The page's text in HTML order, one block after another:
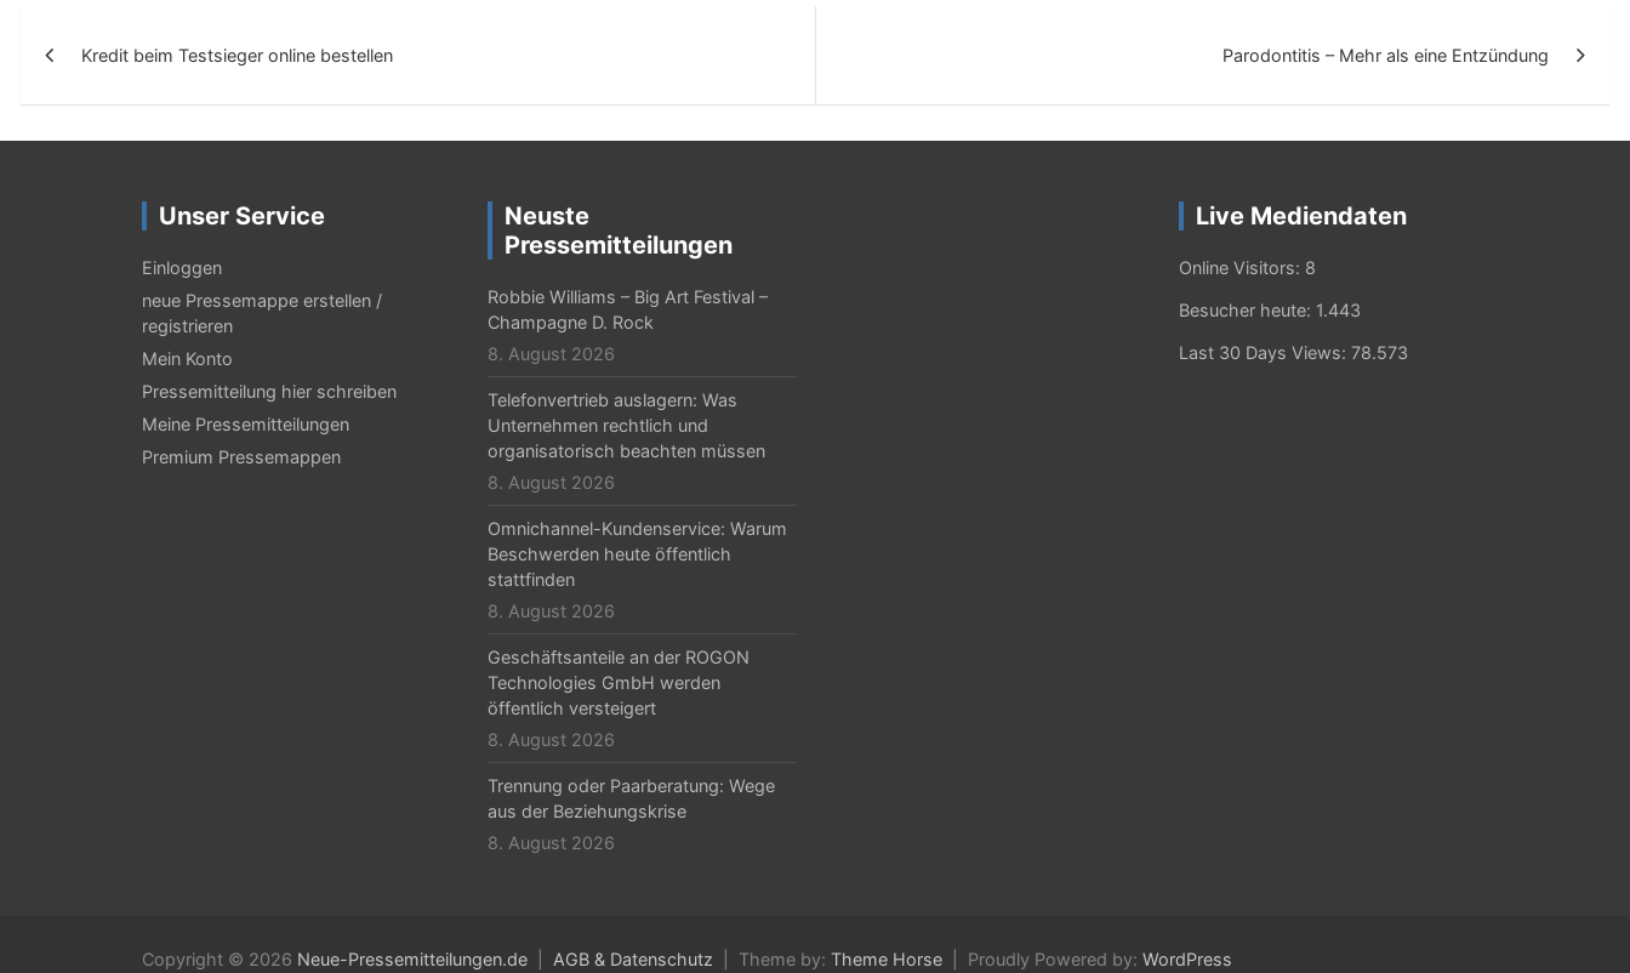
i
t
Kredit beim Testsieger online bestellen Parodontitis – Mehr als eine Entzündung
Unser Service
Einloggen
neue Pressemappe erstellen /
registrieren
Mein Konto
Pressemitteilung hier schreiben
Meine Pressemitteilungen
Premium Pressemappen
Neuste
Pressemitteilungen
Robbie Williams – Big Art Festival –
Champagne D. Rock
8. August 2026
Telefonvertrieb auslagern: Was
Unternehmen rechtlich und
organisatorisch beachten müssen
8. August 2026
Omnichannel-Kundenservice: Warum
Beschwerden heute öffentlich
stattfinden
8. August 2026
Geschäftsanteile an der ROGON
Technologies GmbH werden
öffentlich versteigert
8. August 2026
Trennung oder Paarberatung: Wege
aus der Beziehungskrise
8. August 2026
Live Mediendaten
Online Visitors: 8
Besucher heute: 1.443
Last 30 Days Views: 78.573
Copyright © 2026 Neue-Pressemitteilungen.de AGB & Datenschutz Theme by: Theme Horse Proudly Powered by: WordPress